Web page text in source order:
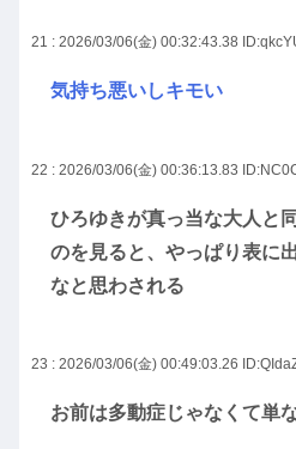
21 : 2026/03/06(金) 00:32:43.38
気持ち悪いしキモい
22 : 2026/03/06(金) 00:36:13.83
ひろゆきが真っ当な大人と
のを見ると、やっぱり表に
なと思わされる
23 : 2026/03/06(金) 00:49:03.26
お前は多動症じゃなくて単